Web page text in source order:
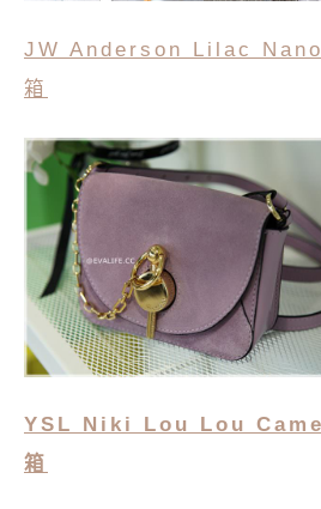
JW Anderson Lilac
箱
YSL Niki Lou Lou
箱